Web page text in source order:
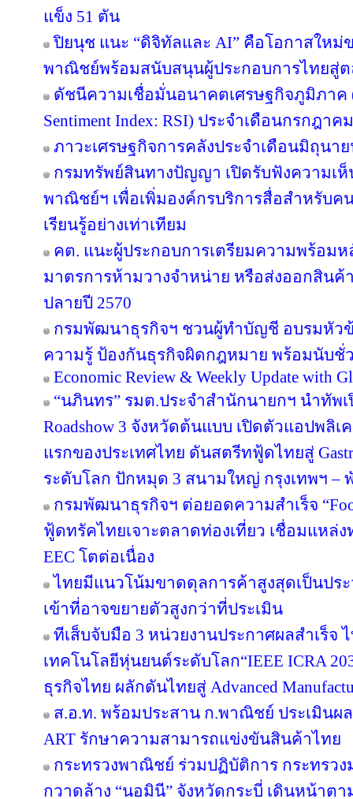
แข็ง 51 ตัน
ปิยนุช แนะ “ดิจิทัลและ AI” คือโอกาสใหม่
พาณิชย์พร้อมสนับสนุนผู้ประกอบการไทยสู่
ดัชนีความเชื่อมั่นอนาคตเศรษฐกิจภูมิภาค
Sentiment Index: RSI) ประจำเดือนกรกฎาค
ภาวะเศรษฐกิจการคลังประจำเดือนมิถุนาย
กรมทรัพย์สินทางปัญญา เปิดรับฟังความเห็
พาณิชย์ฯ เพื่อเพิ่มองค์กรบริการสื่อสำหรับค
เรียนรู้อย่างเท่าเทียม
คต. แนะผู้ประกอบการเตรียมความพร้อมห
มาตรการห้ามวางจำหน่าย หรือส่งออกสินค้
ปลายปี 2570
กรมพัฒนาธุรกิจฯ ชวนผู้ทำบัญชี อบรมหัวข้
ความรู้ ป้องกันธุรกิจผิดกฎหมาย พร้อมนับชั่ว
Economic Review & Weekly Update with
“นภินทร” รมต.ประจำสำนักนายกฯ นำทัพเปิ
Roadshow 3 จังหวัดต้นแบบ เปิดตัวแอปพลิเค
แรกของประเทศไทย ดันสตรีทฟู้ดไทยสู่
ระดับโลก ปักหมุด 3 สนามใหญ่ กรุงเทพฯ –
กรมพัฒนาธุรกิจฯ ต่อยอดความสำเร็จ
ฟู้ดทรัคไทยเจาะตลาดท่องเที่ยว เชื่อมแหล่ง
EEC โตต่อเนื่อง
ไทยมีแนวโน้มขาดดุลการค้าสูงสุดเป็นปร
เข้าที่อาจขยายตัวสูงกว่าที่ประเมิน
ทีเส็บจับมือ 3 หน่วยงานประกาศผลสำเร็จ
เทคโนโลยีหุ่นยนต์ระดับโลก“IEEE ICRA
ธุรกิจไทย ผลักดันไทยสู่ Advanced
ส.อ.ท. พร้อมประสาน ก.พาณิชย์ ประเมินผ
ART รักษาความสามารถแข่งขันสินค้าไทย
กระทรวงพาณิชย์ ร่วมปฏิบัติการ กระทรว
กวาดล้าง “นอมินี” จังหวัดกระบี่ เดินหน้าต